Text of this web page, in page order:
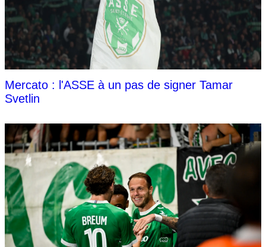
Mercato : l'ASSE à un pas de signer Tamar
Svetlin